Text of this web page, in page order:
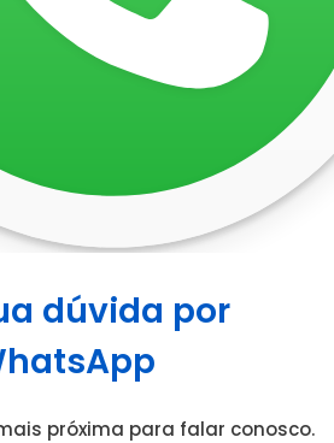
dúvida por
próxima para falar conosco.